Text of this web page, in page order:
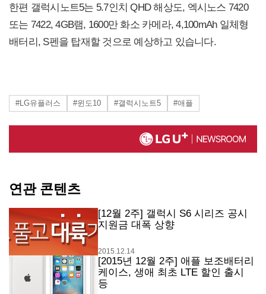
한편 갤럭시노트5는 5.7인치 QHD 해상도, 엑시노스 7420
또는 7422, 4GB램, 1600만 화소 카메라, 4,100mAh 일체형
배터리, S펜을 탑재할 것으로 예상하고 있습니다.
#LG유플러스 #윈도10 #갤럭시노트5 #애플
연관 콘텐츠
[12월 2주] 갤럭시 S6 시리즈 공시
지원금 대폭 상향
2015.12.14
[2015년 12월 2주] 애플 보조배터리
케이스, 생애 최초 LTE 할인 출시
등